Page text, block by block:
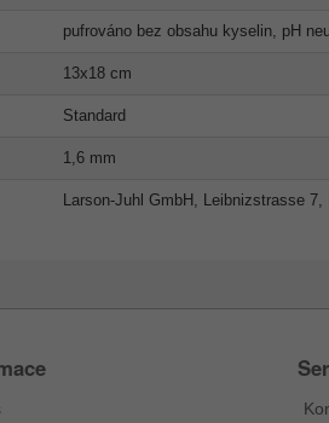
pufrováno bez obsahu kyselin, pH
13x18 cm
Standard
1,6 mm
Larson-Juhl GmbH, Leibnizstrasse 7,